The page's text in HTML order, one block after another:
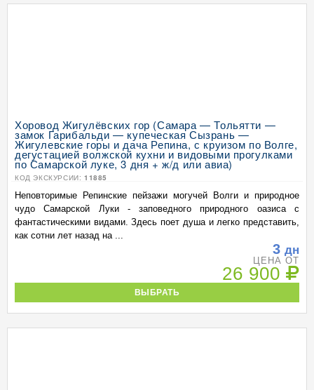
Хоровод Жигулёвских гор (Самара — Тольятти —
замок Гарибальди — купеческая Сызрань —
Жигулевские горы и дача Репина, с круизом по Волге,
дегустацией волжской кухни и видовыми прогулками
по Самарской луке, 3 дня + ж/д или авиа)
КОД ЭКСКУРСИИ: 11885
Неповторимые Репинские пейзажи могучей Волги и природное
чудо Самарской Луки - заповедного природного оазиса с
фантастическими видами. Здесь поет душа и легко представить,
как сотни лет назад на ...
3 дн
ЦЕНА ОТ
26 900
ВЫБРАТЬ